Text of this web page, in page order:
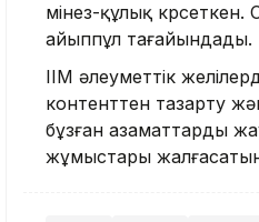
мінез-құлық көрсеткен.
айыппұл тағайындады.
ІІМ әлеуметтік
контенттен тазарту
бұзған азаматтарды
жұмыстары